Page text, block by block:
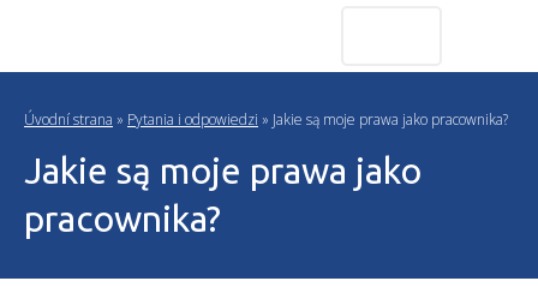
Úvodní strana » Pytania i odpowiedzi » Jakie są moje prawa jako pracownika?
Jakie są moje prawa jako
pracownika?